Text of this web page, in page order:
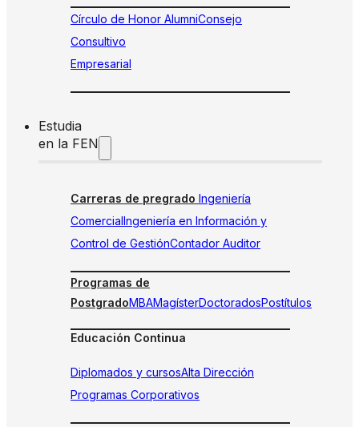
Círculo de Honor AlumniConsejo
Consultivo
Empresarial
Estudia
en la FEN
Carreras de pregrado Ingeniería
ComercialIngeniería en Información y
Control de GestiónContador Auditor
Programas de
PostgradoMBAMagísterDoctoradosPostítulos
Educación Continua
Diplomados y cursosAlta Dirección
Programas Corporativos